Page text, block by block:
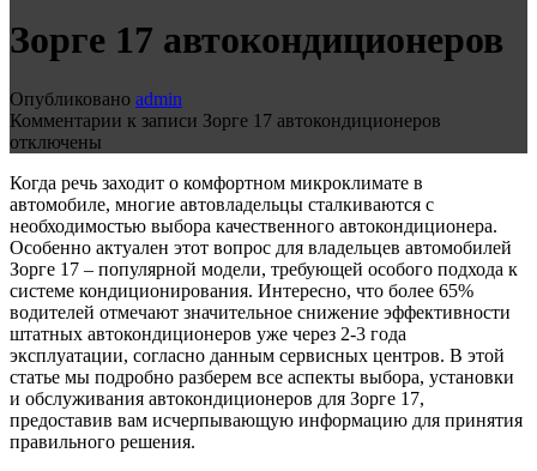
Зорге 17 автокондиционеров
Опубликовано admin
Комментарии к записи Зорге 17 автокондиционеров
отключены
Когда речь заходит о комфортном микроклимате в
автомобиле, многие автовладельцы сталкиваются с
необходимостью выбора качественного автокондиционера.
Особенно актуален этот вопрос для владельцев автомобилей
Зорге 17 – популярной модели, требующей особого подхода к
системе кондиционирования. Интересно, что более 65%
водителей отмечают значительное снижение эффективности
штатных автокондиционеров уже через 2-3 года
эксплуатации, согласно данным сервисных центров. В этой
статье мы подробно разберем все аспекты выбора, установки
и обслуживания автокондиционеров для Зорге 17,
предоставив вам исчерпывающую информацию для принятия
правильного решения.